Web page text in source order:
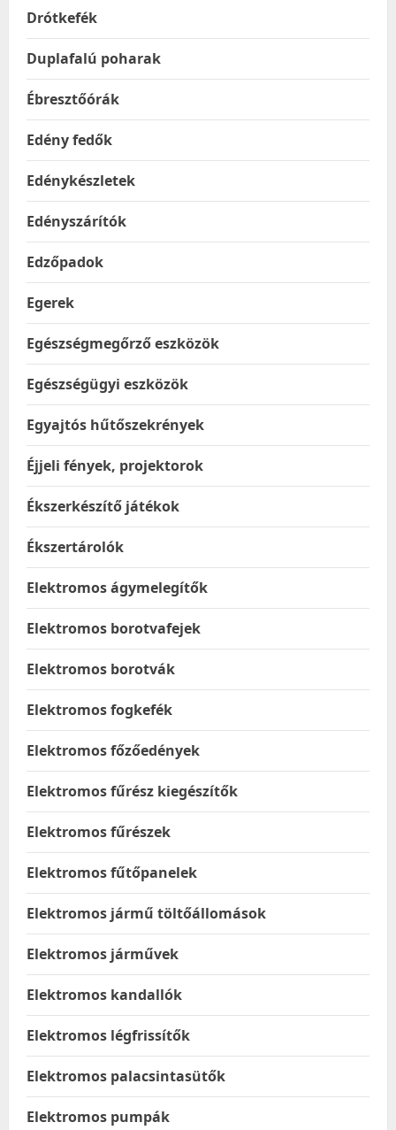
Drótkefék
Duplafalú poharak
Ébresztőórák
Edény fedők
Edénykészletek
Edényszárítók
Edzőpadok
Egerek
Egészségmegőrző eszközök
Egészségügyi eszközök
Egyajtós hűtőszekrények
Éjjeli fények, projektorok
Ékszerkészítő játékok
Ékszertárolók
Elektromos ágymelegítők
Elektromos borotvafejek
Elektromos borotvák
Elektromos fogkefék
Elektromos főzőedények
Elektromos fűrész kiegészítők
Elektromos fűrészek
Elektromos fűtőpanelek
Elektromos jármű töltőállomások
Elektromos járművek
Elektromos kandallók
Elektromos légfrissítők
Elektromos palacsintasütők
Elektromos pumpák